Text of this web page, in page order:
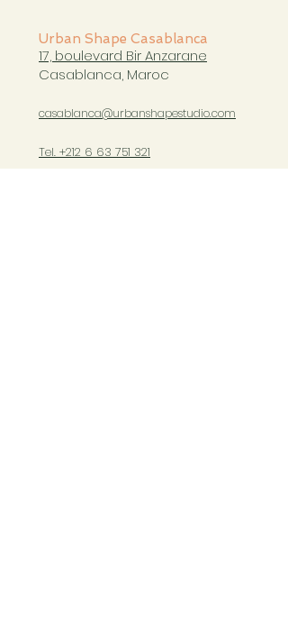
Urban Shape Casablanca
17, boulevard Bir Anzarane
Casablanca, Maroc
casablanca@urbanshapestudio.com
Tel. +212 6 63 751 321